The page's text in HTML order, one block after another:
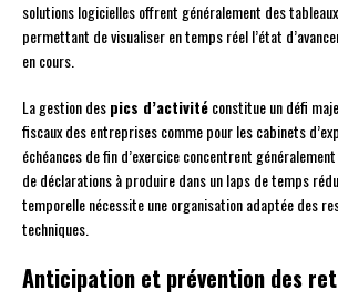
solutions logicielles offrent généralement des
permettant de visualiser en temps réel l’état
en cours.
La gestion despics d’activitéconstitue un défi
fiscaux des entreprises comme pour les cabinets
échéances de fin d’exercice concentrent
de déclarations à produire dans un laps de temps
temporelle nécessite une organisation adaptée des
techniques.
Anticipation et prévention des